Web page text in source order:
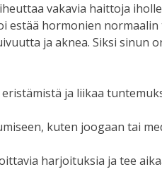
vakavia haittoja
estää hormonien
ja aknea. Siksi sinun
ja liikaa
kuten joogaan tai
harjoituksia ja tee